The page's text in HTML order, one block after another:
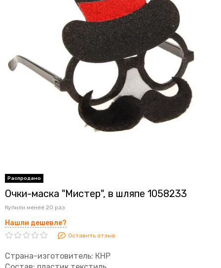
Очки-маска "Мистер", в шляпе 1058233
Купили менее 20 раз
Нашли дешевле?
Оставить отзыв
Страна-изготовитель: КНР